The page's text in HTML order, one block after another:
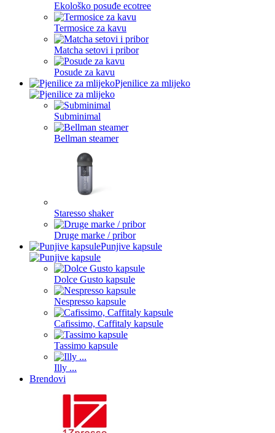
Ekološko posuđe ecotree
Termosice za kavu
Matcha setovi i pribor
Posude za kavu
Pjenilice za mlijeko
Subminimal
Bellman steamer
Staresso shaker
Druge marke / pribor
Punjive kapsule
Dolce Gusto kapsule
Nespresso kapsule
Cafissimo, Caffitaly kapsule
Tassimo kapsule
Illy ...
Brendovi